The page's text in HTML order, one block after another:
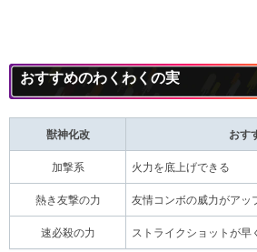
おすすめのわくわくの実
獣神化改 おす
加撃系 火力を底上げできる
熱き友撃の力 友情コンボの威力がアッ
速必殺の力 ストライクショットが早